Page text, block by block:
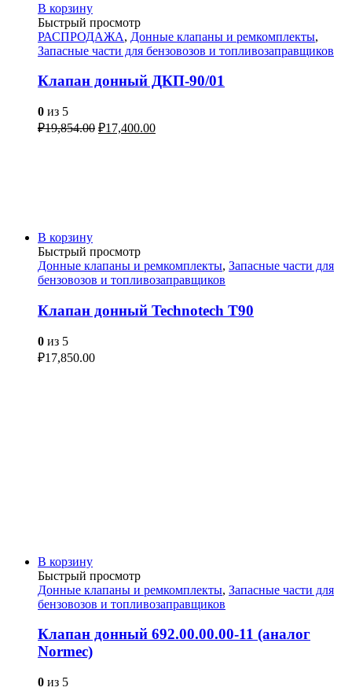
В корзину
Быстрый просмотр
РАСПРОДАЖА, Донные клапаны и ремкомплекты,
Запасные части для бензовозов и топливозаправщиков
Клапан донный ДКП-90/01
0 из 5
₽19,854.00 ₽17,400.00
В корзину
Быстрый просмотр
Донные клапаны и ремкомплекты, Запасные части для
бензовозов и топливозаправщиков
Клапан донный Technotech T90
0 из 5
₽17,850.00
В корзину
Быстрый просмотр
Донные клапаны и ремкомплекты, Запасные части для
бензовозов и топливозаправщиков
Клапан донный 692.00.00.00-11 (аналог
Normec)
0 из 5